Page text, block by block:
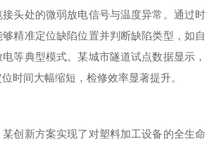
头处的微弱放电信号与温度异常。通过时
精准定位缺陷位置并判断缺陷类型，如自
等典型模式。某城市隧道试点数据显示，
时间大幅缩短，检修效率显著提升。
创新方案实现了对塑料加工设备的全生命